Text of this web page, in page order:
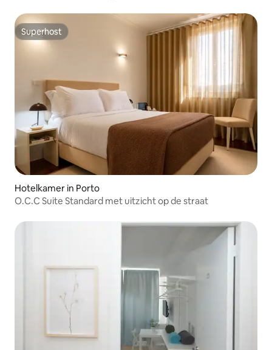
Superhost
Superhost
Hotelkamer in Porto
O.C.C Suite Standard met uitzicht op de straat